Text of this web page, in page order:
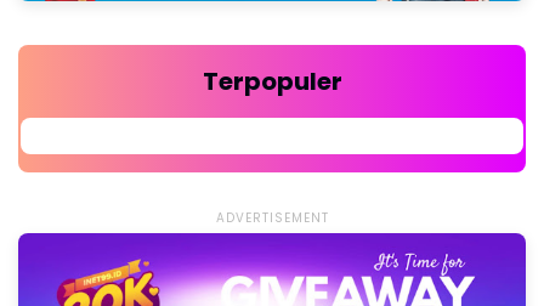
Terpopuler
ADVERTISEMENT